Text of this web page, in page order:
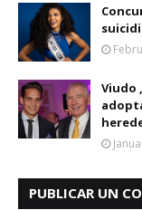
Viudo
PUBLICAR UN